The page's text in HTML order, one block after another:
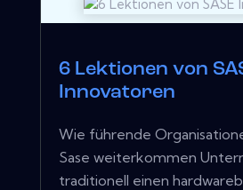
6 Lektionen von
Innovatoren
Wie führende
Sase weiterkommen
traditionell einen